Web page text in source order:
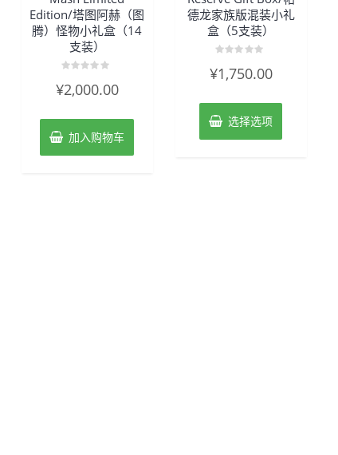
Edition/塔图阿赫（图
腾）怪物小礼盒（14
支装）
分
5
¥2,000.00
加入购物车
德龙家族版混装小礼
盒（5支装）
分
5
¥1,750.00
选择选项